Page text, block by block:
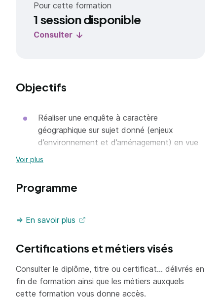
Pour cette formation
1 session disponible
Consulter
Objectifs
Réaliser une enquête à caractère
géographique sur sujet donné (enjeux
d’environnement et d’aménagement) en vue
Définir une méthode adaptée à la nature de
différentes échelles spatiales à convoquer
empiriques de façon méthodique et organisée
Constituer une bibliographie pertinente
Analyser des documents de diverses natures
Voir plus
Programme
=> En savoir plus
Certifications et métiers visés
Consulter le diplôme, titre ou certificat... délivrés en
fin de formation ainsi que les métiers auxquels
cette formation vous donne accès.